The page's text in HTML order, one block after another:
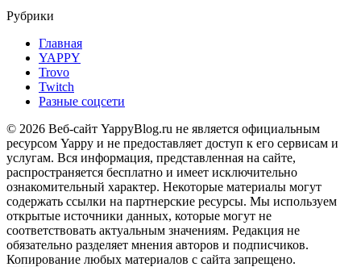
Рубрики
Главная
YAPPY
Trovo
Twitch
Разные соцсети
© 2026 Веб-сайт YappyBlog.ru не является официальным
ресурсом Yappy и не предоставляет доступ к его сервисам и
услугам. Вся информация, представленная на сайте,
распространяется бесплатно и имеет исключительно
ознакомительный характер. Некоторые материалы могут
содержать ссылки на партнерские ресурсы. Мы используем
открытые источники данных, которые могут не
соответствовать актуальным значениям. Редакция не
обязательно разделяет мнения авторов и подписчиков.
Копирование любых материалов с сайта запрещено.